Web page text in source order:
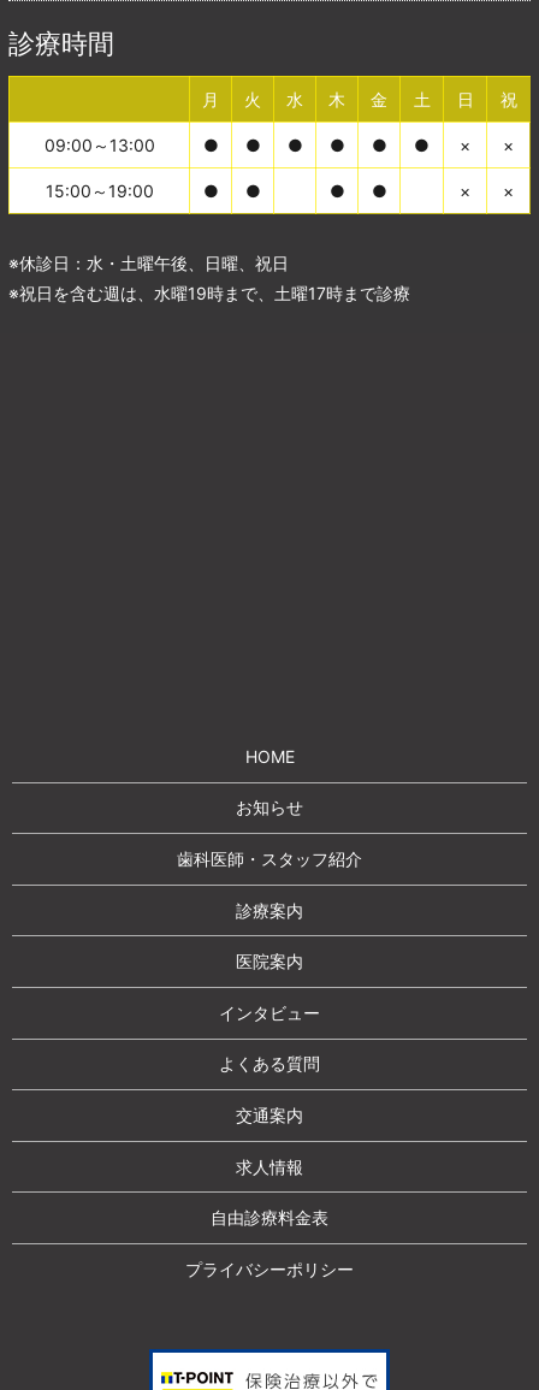
診療時間
月 火 水 木 金 土 日 祝
09:00～13:00 ● ● ● ● ● ● × ×
15:00～19:00 ● ● ● ● × ×
※休診日：水・土曜午後、日曜、祝日
※祝日を含む週は、水曜19時まで、土曜17時まで診療
HOME
お知らせ
歯科医師・スタッフ紹介
診療案内
医院案内
インタビュー
よくある質問
交通案内
求人情報
自由診療料金表
プライバシーポリシー